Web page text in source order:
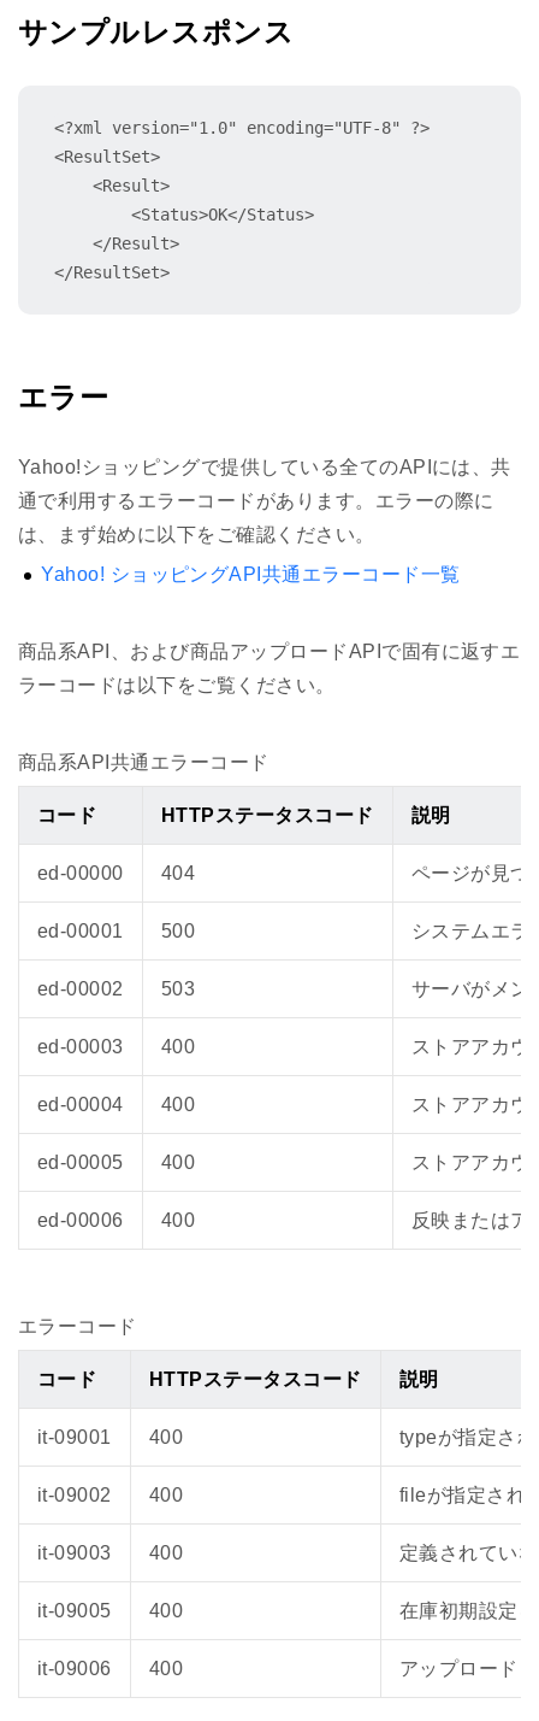
サンプルレスポンス
<?xml version="1.0" encoding="UTF-8" ?>
<ResultSet>
    <Result>
        <Status>OK</Status>
    </Result>
</ResultSet>
エラー
Yahoo!ショッピングで提供している全てのAPIには、共
通で利用するエラーコードがあります。エラーの際に
は、まず始めに以下をご確認ください。
Yahoo! ショッピングAPI共通エラーコード一覧
商品系API、および商品アップロードAPIで固有に返すエ
ラーコードは以下をご覧ください。
商品系API共通エラーコード
コード HTTPステータスコード 説明
ed-00000 404 ページが見つ
ed-00001 500 システムエラ
ed-00002 503 サーバがメン
ed-00003 400 ストアアカウ
ed-00004 400 ストアアカウ
ed-00005 400 ストアアカウ
ed-00006 400 反映またはア
エラーコード
コード HTTPステータスコード 説明
it-09001 400 typeが指定さ
it-09002 400 fileが指定され
it-09003 400 定義されてい
it-09005 400 在庫初期設定
it-09006 400 アップロード